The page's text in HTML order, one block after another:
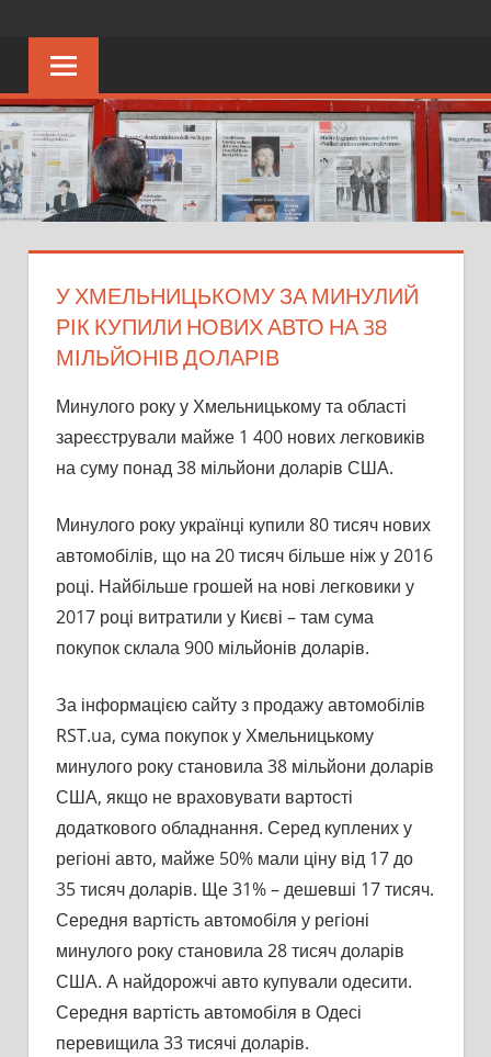
контенту
Ещё
один
сайт
на
WordPress
У ХМЕЛЬНИЦЬКОМУ ЗА МИНУЛИЙ
РІК КУПИЛИ НОВИХ АВТО НА 38
МІЛЬЙОНІВ ДОЛАРІВ
Минулого року у Хмельницькому та області
зареєстрували майже 1 400 нових легковиків
на суму понад 38 мільйони доларів США.
Минулого року українці купили 80 тисяч нових
автомобілів, що на 20 тисяч більше ніж у 2016
році. Найбільше грошей на нові легковики у
2017 році витратили у Києві – там сума
покупок склала 900 мільйонів доларів.
За інформацією сайту з продажу автомобілів
RST.ua, сума покупок у Хмельницькому
минулого року становила 38 мільйони доларів
США, якщо не враховувати вартості
додаткового обладнання. Серед куплених у
регіоні авто, майже 50% мали ціну від 17 до
35 тисяч доларів. Ще 31% – дешевші 17 тисяч.
Середня вартість автомобіля у регіоні
минулого року становила 28 тисяч доларів
США. А найдорожчі авто купували одесити.
Середня вартість автомобіля в Одесі
перевищила 33 тисячі доларів.